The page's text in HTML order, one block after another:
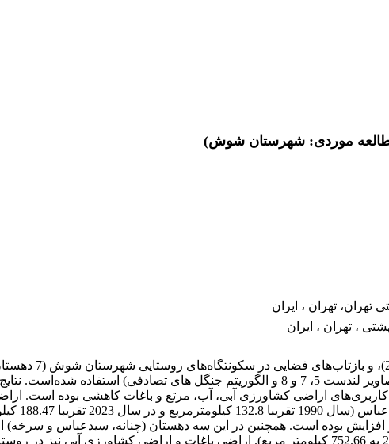
موردی: شهرستان شوش)
تهران، تهران ، ایران
، تهران ، ایران
پژوهش حاضر با هدف
بوده و همچنین جهت تهیه و تحلیل داده‌ها از سامانه گوگل ارث انجین (استفاده از تصاویر لندست 5، 7 و 8 و
اراضی کشاورزی آبی، آب، مرتع و باغات کاهشی بوده است.
دارای بیشترین تغییرات و افزایش بوده است. همچنین در این سه دهستان (چنانه،